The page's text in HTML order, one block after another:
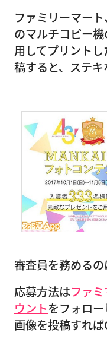
ファミリーマー
のマルチコピー
用してプリント
稿すると、ステキ
審査員を務めるの
応募方法はファ
ウントをフォロ
画像を投稿すれば